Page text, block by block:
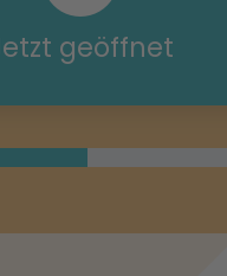
geöffnet